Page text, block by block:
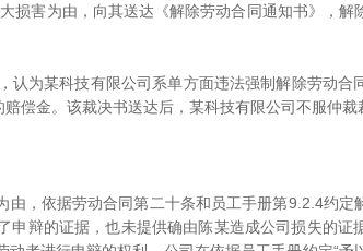
害为由，向其送达《解除劳动合同通知书》，解
为某科技有限公司系单方面违法强制解除劳动合
偿金。该裁决书送达后，某科技有限公司不服仲裁
依据劳动合同第二十条和员工手册第9.2.4约定
辩的证据，也未提供确由陈某造成公司损失的证